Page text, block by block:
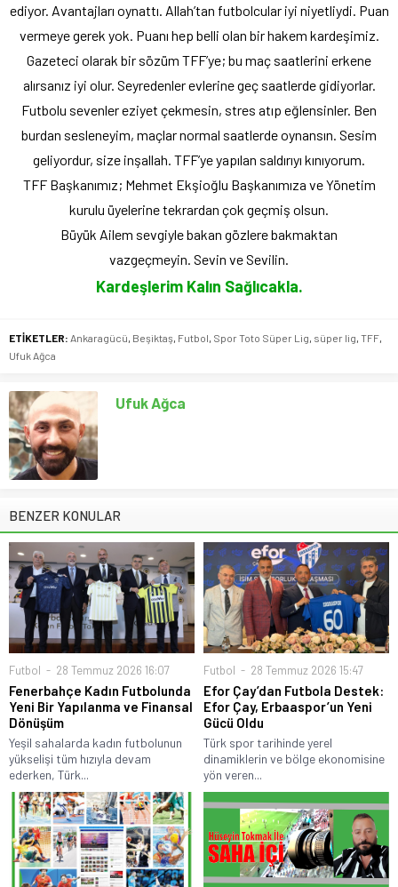
ediyor. Avantajları oynattı. Allah’tan futbolcular iyi niyetliydi. Puan
vermeye gerek yok. Puanı hep belli olan bir hakem kardeşimiz.
Gazeteci olarak bir sözüm TFF’ye; bu maç saatlerini erkene
alırsanız iyi olur. Seyredenler evlerine geç saatlerde gidiyorlar.
Futbolu sevenler eziyet çekmesin, stres atıp eğlensinler. Ben
burdan sesleneyim, maçlar normal saatlerde oynansın. Sesim
geliyordur, size inşallah. TFF’ye yapılan saldırıyı kınıyorum.
TFF Başkanımız; Mehmet Ekşioğlu Başkanımıza ve Yönetim
kurulu üyelerine tekrardan çok geçmiş olsun.
Büyük Ailem sevgiyle bakan gözlere bakmaktan
vazgeçmeyin. Sevin ve Sevilin.
Kardeşlerim Kalın Sağlıcakla.
ETİKETLER: Ankaragücü Beşiktaş Futbol Spor Toto Süper Lig süper lig TFF
Ufuk Ağca
Ufuk Ağca
BENZER KONULAR
Futbol 28 Temmuz 2026 16:07
Fenerbahçe Kadın Futbolunda
Yeni Bir Yapılanma ve Finansal
Dönüşüm
Yeşil sahalarda kadın futbolunun
yükselişi tüm hızıyla devam
ederken, Türk...
Futbol 28 Temmuz 2026 15:47
Efor Çay’dan Futbola Destek:
Efor Çay, Erbaaspor’un Yeni
Gücü Oldu
Türk spor tarihinde yerel
dinamiklerin ve bölge ekonomisine
yön veren...